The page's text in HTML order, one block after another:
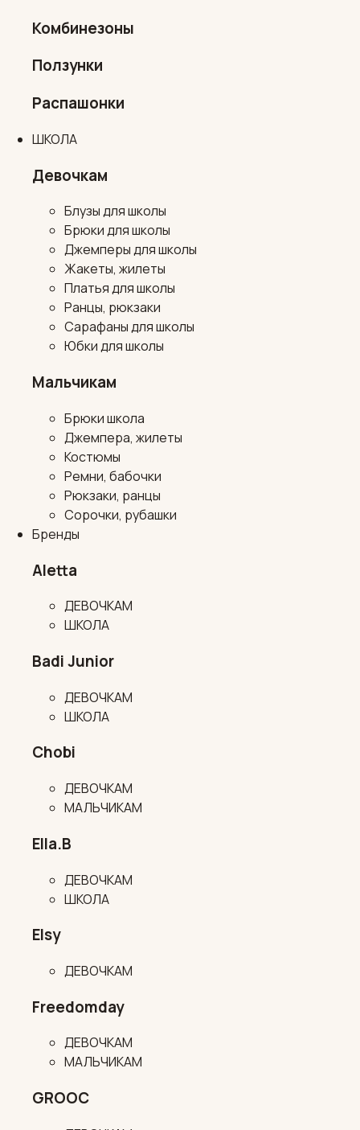
Комбинезоны
Ползунки
Распашонки
ШКОЛА
Девочкам
Блузы для школы
Брюки для школы
Джемперы для школы
Жакеты, жилеты
Платья для школы
Ранцы, рюкзаки
Сарафаны для школы
Юбки для школы
Мальчикам
Брюки школа
Джемпера, жилеты
Костюмы
Ремни, бабочки
Рюкзаки, ранцы
Сорочки, рубашки
Бренды
Aletta
ДЕВОЧКАМ
ШКОЛА
Badi Junior
ДЕВОЧКАМ
ШКОЛА
Chobi
ДЕВОЧКАМ
МАЛЬЧИКАМ
Ella.B
ДЕВОЧКАМ
ШКОЛА
Elsy
ДЕВОЧКАМ
Freedomday
ДЕВОЧКАМ
МАЛЬЧИКАМ
GROOC